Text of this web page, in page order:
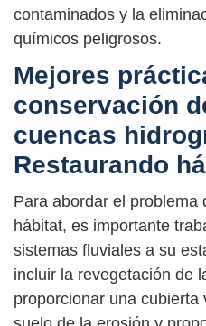
contaminados y la
químicos peligrosos.
Mejores
conservación
cuencas
Restaurando
Para abordar el problema
hábitat, es importante
sistemas fluviales a su
incluir la revegetación de
proporcionar una cubierta